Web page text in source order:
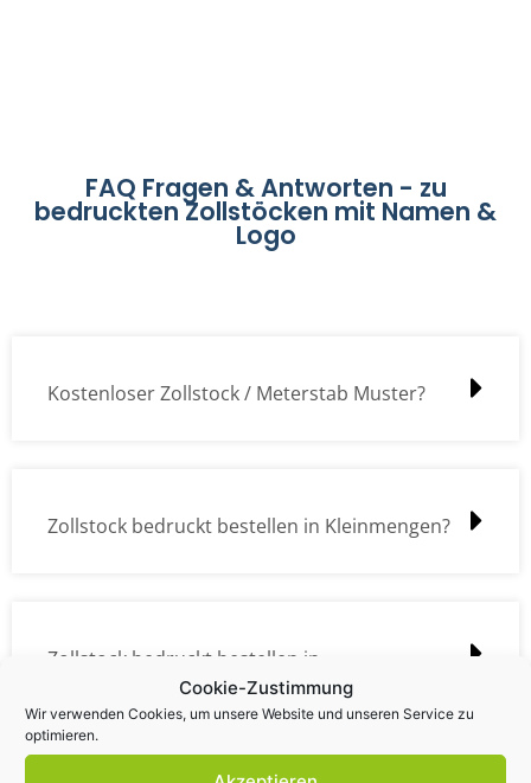
Cookie-Zustimmung
Wir verwenden Cookies, um unsere Website und unseren Service zu
optimieren.
FAQ Fragen & Antworten - zu
bedruckten Zollstöcken mit Namen &
Logo
Kostenloser Zollstock / Meterstab Muster?
Zollstock bedruckt bestellen in Kleinmengen?
Zollstock bedruckt bestellen in